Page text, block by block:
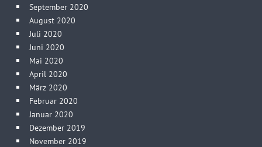
September 2020
August 2020
Juli 2020
Juni 2020
Mai 2020
April 2020
März 2020
Februar 2020
Januar 2020
Dezember 2019
November 2019